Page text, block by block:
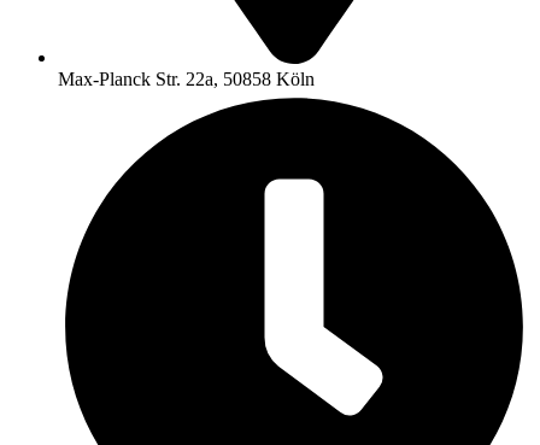
Max-Planck Str. 22a, 50858 Köln